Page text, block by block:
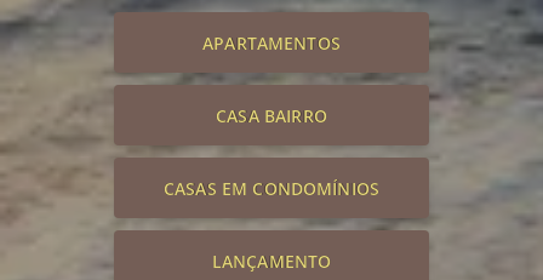
APARTAMENTOS
CASA BAIRRO
CASAS EM CONDOMÍNIOS
LANÇAMENTO